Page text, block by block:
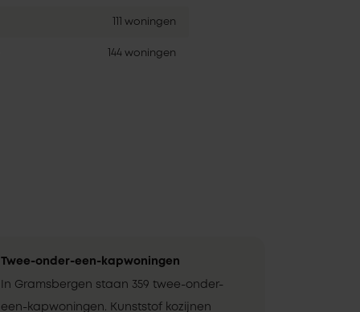
111 woningen
144 woningen
Twee-onder-een-kapwoningen
In Gramsbergen staan 359 twee-onder-
een-kapwoningen. Kunststof kozijnen